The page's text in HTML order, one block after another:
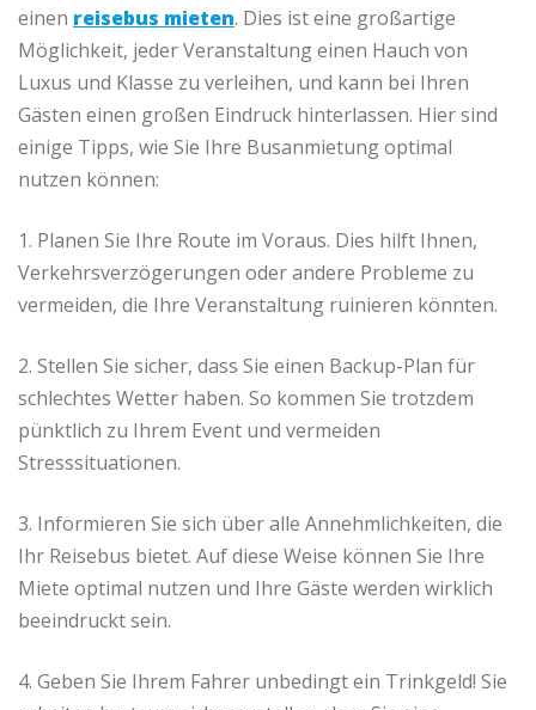
einen reisebus mieten. Dies ist eine großartige
Möglichkeit, jeder Veranstaltung einen Hauch von
Luxus und Klasse zu verleihen, und kann bei Ihren
Gästen einen großen Eindruck hinterlassen. Hier sind
einige Tipps, wie Sie Ihre Busanmietung optimal
nutzen können:
1. Planen Sie Ihre Route im Voraus. Dies hilft Ihnen,
Verkehrsverzögerungen oder andere Probleme zu
vermeiden, die Ihre Veranstaltung ruinieren könnten.
2. Stellen Sie sicher, dass Sie einen Backup-Plan für
schlechtes Wetter haben. So kommen Sie trotzdem
pünktlich zu Ihrem Event und vermeiden
Stresssituationen.
3. Informieren Sie sich über alle Annehmlichkeiten, die
Ihr Reisebus bietet. Auf diese Weise können Sie Ihre
Miete optimal nutzen und Ihre Gäste werden wirklich
beeindruckt sein.
4. Geben Sie Ihrem Fahrer unbedingt ein Trinkgeld! Sie